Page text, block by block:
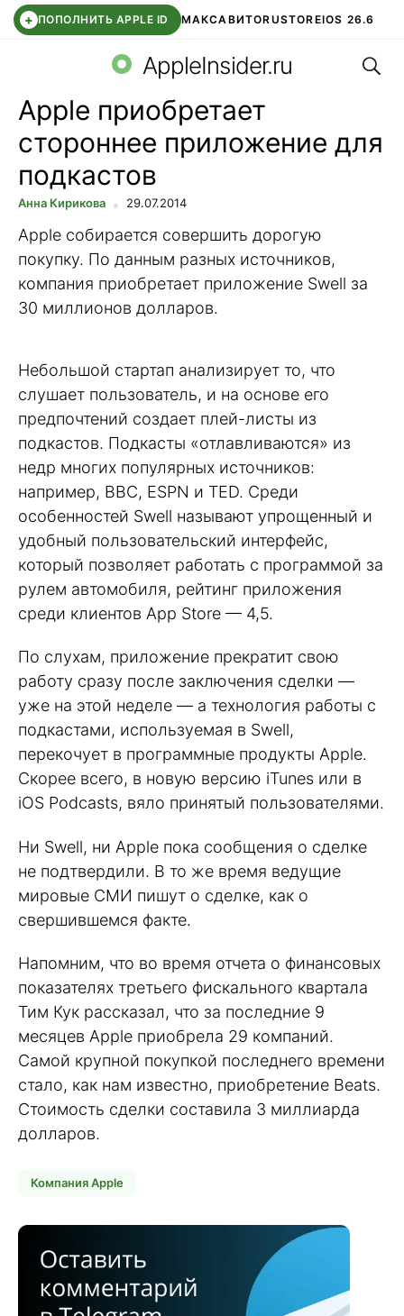
+ ПОПОЛНИТЬ APPLE ID МАКСАВИТОRUSTOREIOS 26.6
СБЕР КИДС ВТБ ОНЛАЙН ЧАТ В ROBLOX
AppleInsider.ru
Apple приобретает
стороннее приложение для
подкастов
Анна Кирикова 29.07.2014
Apple собирается совершить дорогую
покупку. По данным разных источников,
компания приобретает приложение Swell за
30 миллионов долларов.
Небольшой стартап анализирует то, что
слушает пользователь, и на основе его
предпочтений создает плей-листы из
подкастов. Подкасты «отлавливаются» из
недр многих популярных источников:
например, BBC, ESPN и TED. Среди
особенностей Swell называют упрощенный и
удобный пользовательский интерфейс,
который позволяет работать с программой за
рулем автомобиля, рейтинг приложения
среди клиентов App Store — 4,5.
По слухам, приложение прекратит свою
работу сразу после заключения сделки —
уже на этой неделе — а технология работы с
подкастами, используемая в Swell,
перекочует в программные продукты Apple.
Скорее всего, в новую версию iTunes или в
iOS Podcasts, вяло принятый пользователями.
Ни Swell, ни Apple пока сообщения о сделке
не подтвердили. В то же время ведущие
мировые СМИ пишут о сделке, как о
свершившемся факте.
Напомним, что во время отчета о финансовых
показателях третьего фискального квартала
Тим Кук рассказал, что за последние 9
месяцев Apple приобрела 29 компаний.
Самой крупной покупкой последнего времени
стало, как нам известно, приобретение Beats.
Стоимость сделки составила 3 миллиарда
долларов.
Компания Apple